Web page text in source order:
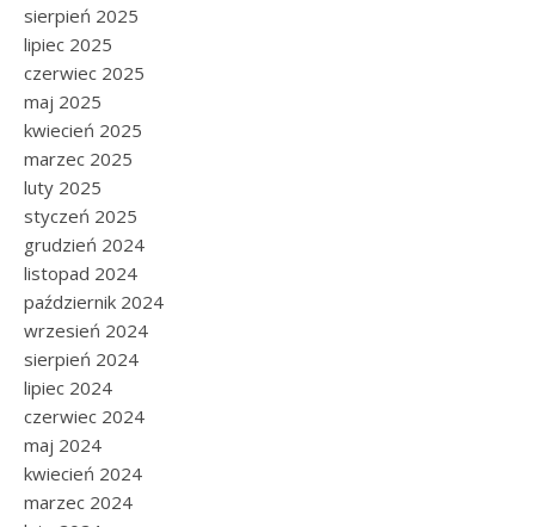
sierpień 2025
lipiec 2025
czerwiec 2025
maj 2025
kwiecień 2025
marzec 2025
luty 2025
styczeń 2025
grudzień 2024
listopad 2024
październik 2024
wrzesień 2024
sierpień 2024
lipiec 2024
czerwiec 2024
maj 2024
kwiecień 2024
marzec 2024